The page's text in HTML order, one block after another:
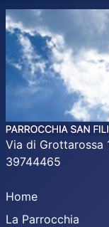
Via di Grottarossa
39744465
Home
La Parrocchia